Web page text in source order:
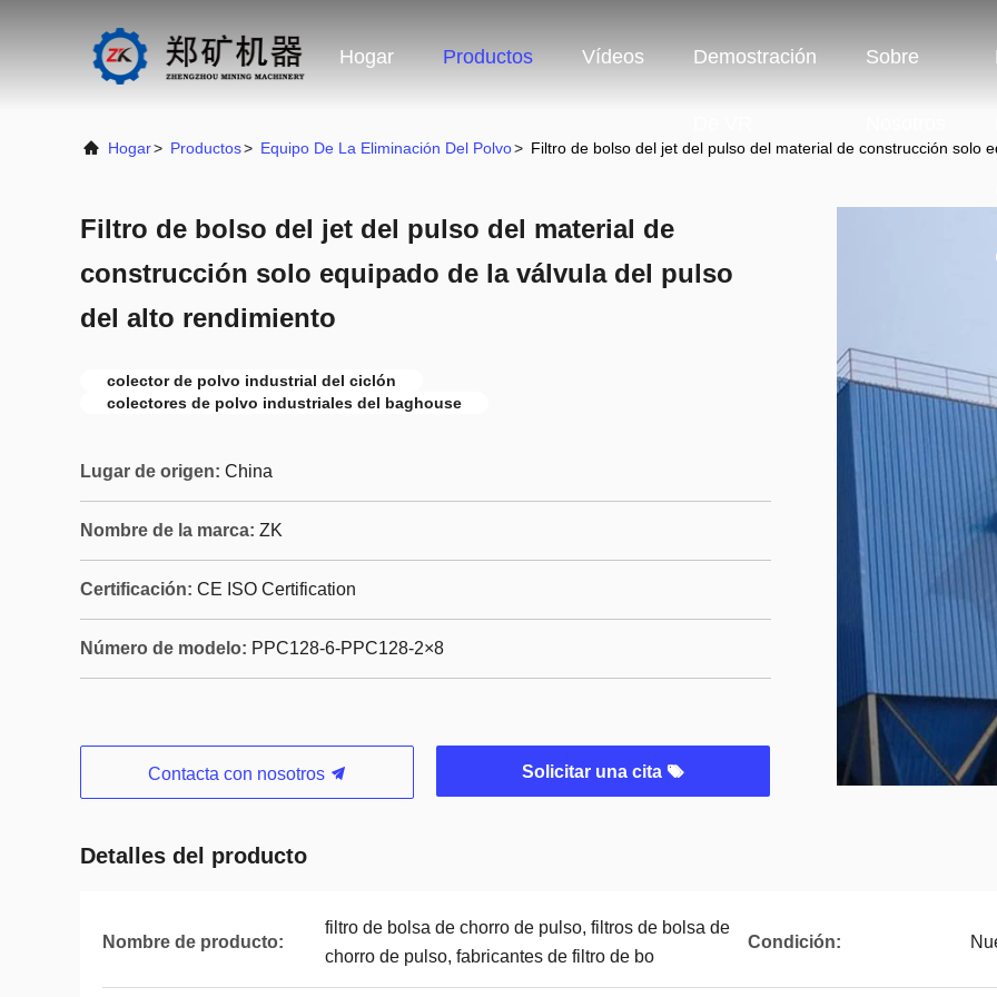
Hogar Productos Vídeos Demostración Sobre
Hogar> Productos> Equipo De La Eliminación Del Polvo> Filtro de bolso del jet del pulso del material de construcción solo
Filtro de bolso del jet del pulso del material de
construcción solo equipado de la válvula del pulso
del alto rendimiento
colector de polvo industrial del ciclón
colectores de polvo industriales del baghouse
Lugar de origen: China
Nombre de la marca: ZK
Certificación: CE ISO Certification
Número de modelo: PPC128-6-PPC128-2×8
Contacta con nosotros Solicitar una cita
Detalles del producto
Nombre de producto:
filtro de bolsa de chorro de pulso, filtros de bolsa de
chorro de pulso, fabricantes de filtro de bo
Condición: